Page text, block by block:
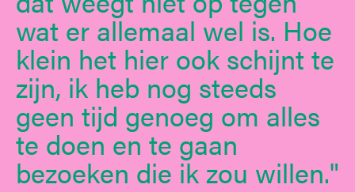
wat er allemaal wel is. Hoe
klein het hier ook schijnt te
zijn, ik heb nog steeds
geen tijd genoeg om alles
te doen en te gaan
bezoeken die ik zou willen.